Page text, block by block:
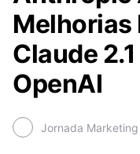
Melhorias
Claude
OpenAI
Jornada Marketing